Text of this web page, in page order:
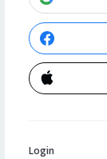
Login